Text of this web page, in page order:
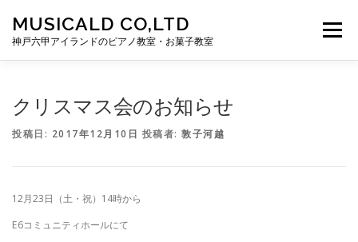
MUSICALD CO,LTD
神戸六甲アイランドのピアノ教室・お菓子教室
メニュー
クリスマス会のお知らせ
投稿日: 2017年12月10日 投稿者: 敦子河越
12月23日（土・祝）14時から
E6コミュニティホールにて